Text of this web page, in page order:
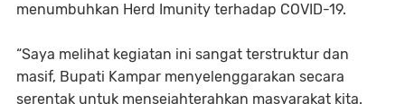
menumbuhkan Herd Imunity terhadap COVID-19.
“Saya melihat kegiatan ini sangat terstruktur dan
masif, Bupati Kampar menyelenggarakan secara
serentak untuk mensejahterahkan masyarakat kita.